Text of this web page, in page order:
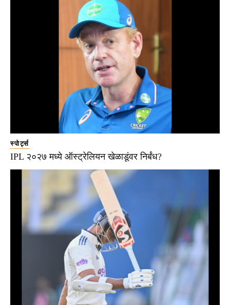
स्पोर्ट्स
IPL २०२७ मध्ये ऑस्ट्रेलियन खेळाडूंवर निर्बंध?